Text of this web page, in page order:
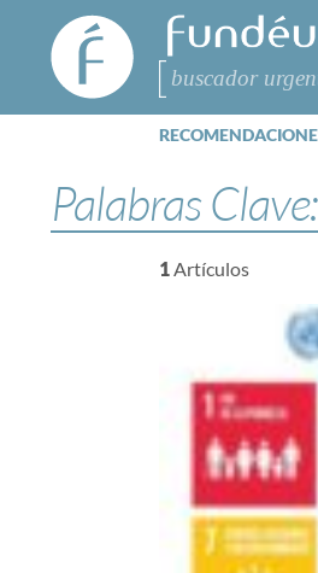
FundéuRAE
- Fundación
del Español
Urgente
Buscar
Palabras Clave:
1Artículos